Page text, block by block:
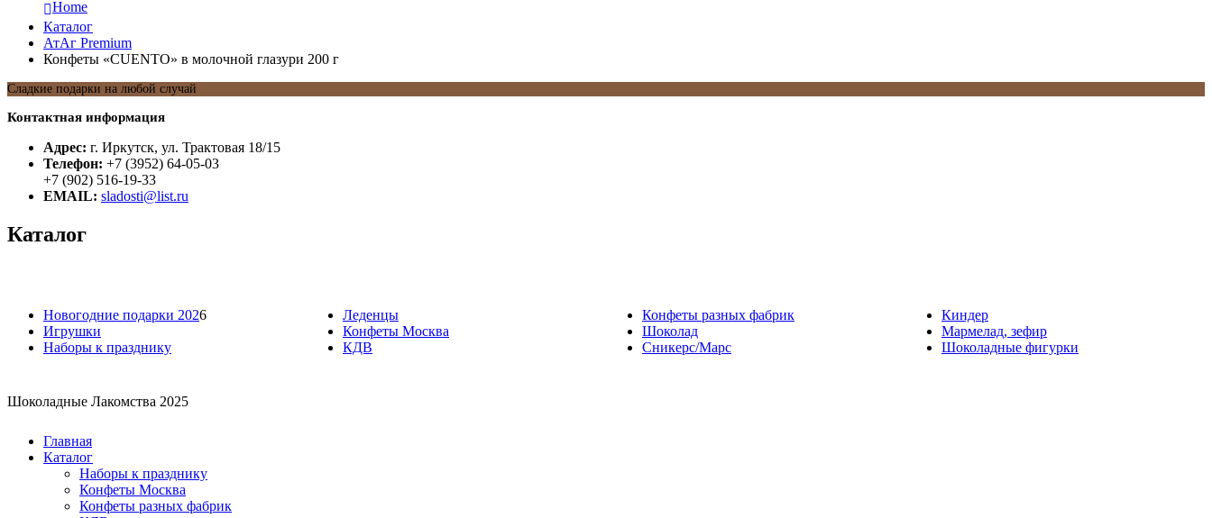
Home
Каталог
АтАг Premium
Конфеты «CUENTO» в молочной глазури 200 г
Сладкие подарки на любой случай
Контактная информация
Адрес: г. Иркутск, ул. Трактовая 18/15
Телефон: +7 (3952) 64-05-03
+7 (902) 516-19-33
EMAIL: sladosti@list.ru
Каталог
Новогодние подарки 2026
Игрушки
Наборы к празднику
Леденцы
Конфеты Москва
КДВ
Конфеты разных фабрик
Шоколад
Сникерс/Марс
Киндер
Мармелад, зефир
Шоколадные фигурки
Шоколадные Лакомства 2025
Главная
Каталог
Наборы к празднику
Конфеты Москва
Конфеты разных фабрик